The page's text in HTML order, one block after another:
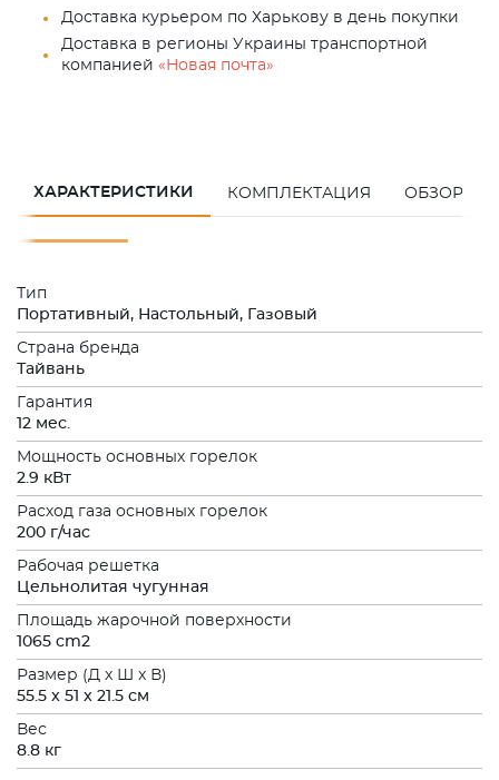
Доставка курьером по Харькову в день покупки
Доставка в регионы Украины транспортной
компанией «Новая почта»
ХАРАКТЕРИСТИКИ КОМПЛЕКТАЦИЯ ОБЗОР
Тип
Портативный, Настольный, Газовый
Страна бренда
Тайвань
Гарантия
12 мес.
Мощность основных горелок
2.9 кВт
Расход газа основных горелок
200 г/час
Рабочая решетка
Цельнолитая чугунная
Площадь жарочной поверхности
1065 cm2
Размер (Д x Ш x В)
55.5 x 51 x 21.5 см
Вес
8.8 кг